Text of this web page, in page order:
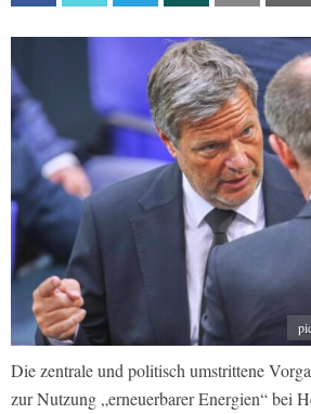
Die zentrale und politisch umstrittene
zur Nutzung „erneuerbarer Energien“ bei